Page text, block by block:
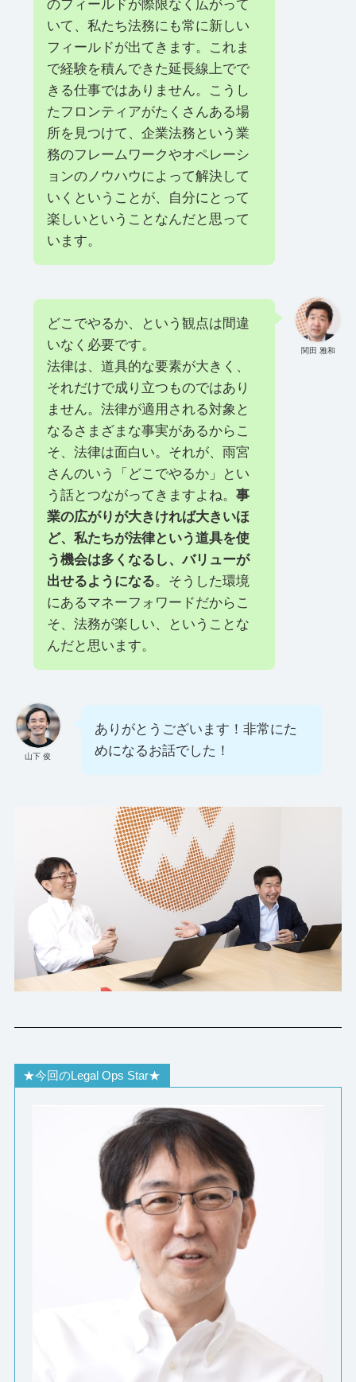
のフィールドが際限なく広がって
いて、私たち法務にも常に新しい
フィールドが出てきます。これま
で経験を積んできた延長線上でで
きる仕事ではありません。こうし
たフロンティアがたくさんある場
所を見つけて、企業法務という業
務のフレームワークやオペレーシ
ョンのノウハウによって解決して
いくということが、自分にとって
楽しいということなんだと思って
います。
関田 雅和
どこでやるか、という観点は間違
いなく必要です。
法律は、道具的な要素が大きく、
それだけで成り立つものではあり
ません。法律が適用される対象と
なるさまざまな事実があるからこ
そ、法律は面白い。それが、雨宮
さんのいう「どこでやるか」とい
う話とつながってきますよね。 事
業の広がりが大きければ大きいほ
ど、私たちが法律という道具を使
う機会は多くなるし、バリューが
出せるようになる。そうした環境
にあるマネーフォワードだからこ
そ、法務が楽しい、ということな
んだと思います。
山下 俊
ありがとうございます！非常にた
めになるお話でした！
★今回のLegal Ops Star★